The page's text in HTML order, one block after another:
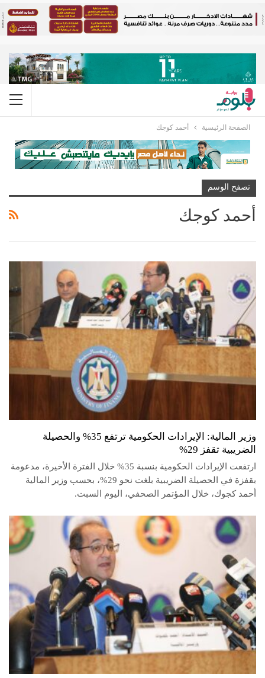
الصفحة الرئيسية أحمد كوجك
تصفح الوسم
أحمد كوجك
وزير المالية: الإيرادات الحكومية ترتفع 35% والحصيلة
الضريبية تقفز 29%
ارتفعت الإيرادات الحكومية بنسبة 35% خلال الفترة الأخيرة، مدعومة
بقفزة في الحصيلة الضريبية بلغت نحو 29%، بحسب وزير المالية
أحمد كجوك، خلال المؤتمر الصحفي، اليوم السبت.